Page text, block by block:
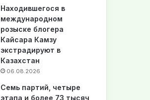
Находившегося в
международном
розыске блогера
Кайсара Камзу
экстрадируют в
Казахстан
06.08.2026
Семь партий, четыре
этапа и более 73 тысяч